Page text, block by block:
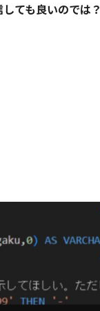
ても良いのでは？